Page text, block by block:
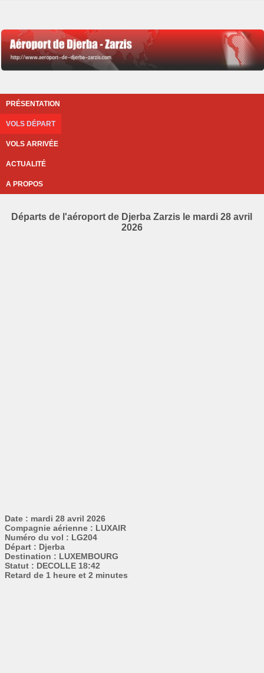
PRÉSENTATION
VOLS DÉPART
VOLS ARRIVÉE
ACTUALITÉ
A PROPOS
Départs de l'aéroport de Djerba Zarzis le mardi 28 avril
2026
Date : mardi 28 avril 2026
Compagnie aérienne : LUXAIR
Numéro du vol : LG204
Départ : Djerba
Destination : LUXEMBOURG
Statut : DECOLLE 18:42
Retard de 1 heure et 2 minutes